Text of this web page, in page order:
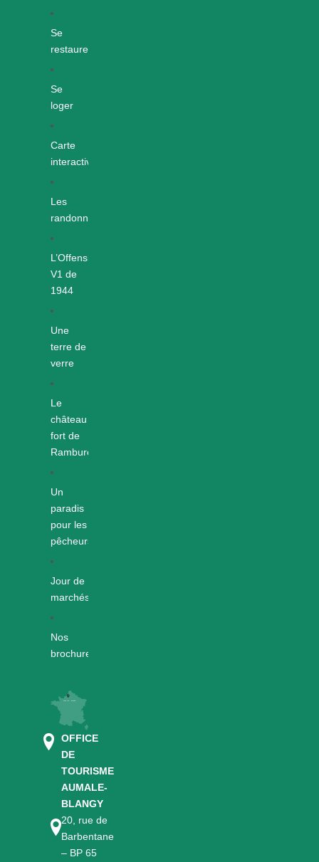
Se
restaurer
Se
loger
Carte
interactive
Les
randonnées
L’Offensive
V1 de
1944
Une
terre de
verre
Le
château
fort de
Rambures
Un
paradis
pour les
pêcheurs
Jour de
marchés
Nos
brochures
OFFICE
DE
TOURISME
AUMALE-
BLANGY
20, rue de
Barbentane
– BP 65